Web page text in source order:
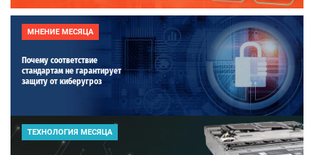
МНЕНИЕ МЕСЯЦА
Почему соответствие
стандартам не гарантирует
защиту от киберугроз
ТЕХНОЛОГИЯ МЕСЯЦА